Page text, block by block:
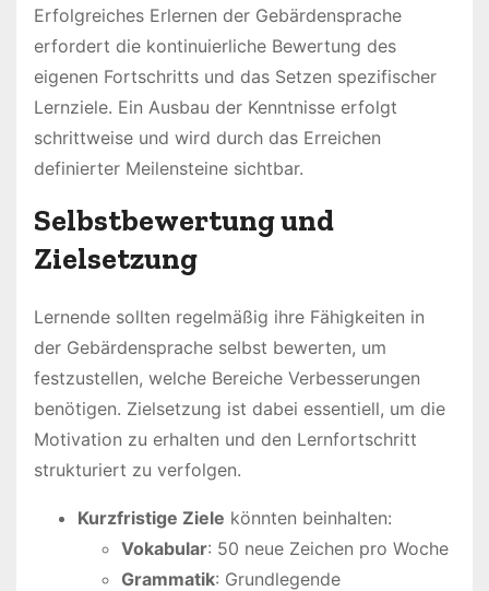
Erfolgreiches Erlernen der Gebärdensprache
erfordert die kontinuierliche Bewertung des
eigenen Fortschritts und das Setzen spezifischer
Lernziele. Ein Ausbau der Kenntnisse erfolgt
schrittweise und wird durch das Erreichen
definierter Meilensteine sichtbar.
Selbstbewertung und
Zielsetzung
Lernende sollten regelmäßig ihre Fähigkeiten in
der Gebärdensprache selbst bewerten, um
festzustellen, welche Bereiche Verbesserungen
benötigen. Zielsetzung ist dabei essentiell, um die
Motivation zu erhalten und den Lernfortschritt
strukturiert zu verfolgen.
Kurzfristige Ziele könnten beinhalten:
Vokabular: 50 neue Zeichen pro Woche
Grammatik: Grundlegende